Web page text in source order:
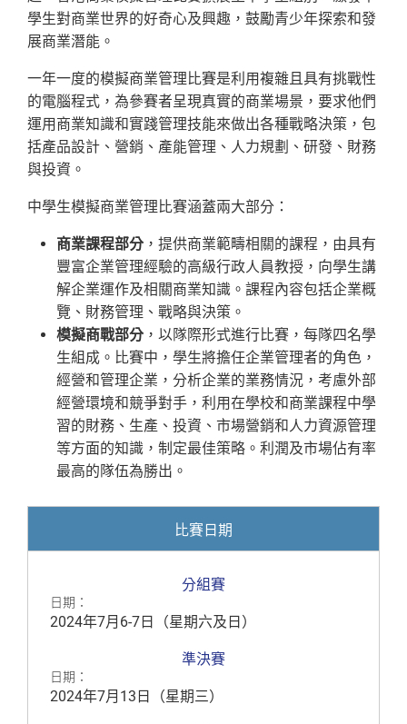
學生對商業世界的好奇心及興趣，鼓勵青少年探索和發
展商業潛能。
一年一度的模擬商業管理比賽是利用複雜且具有挑戰性
的電腦程式，為參賽者呈現真實的商業場景，要求他們
運用商業知識和實踐管理技能來做出各種戰略決策，包
括產品設計、營銷、產能管理、人力規劃、研發、財務
與投資。
中學生模擬商業管理比賽涵蓋兩大部分：
商業課程部分 ，提供商業範疇相關的課程，由具有
豐富企業管理經驗的高級行政人員教授，向學生講
解企業運作及相關商業知識。課程內容包括企業概
覽、財務管理、戰略與決策。
模擬商戰部分 ，以隊際形式進行比賽，每隊四名學
生組成。比賽中，學生將擔任企業管理者的角色，
經營和管理企業，分析企業的業務情況，考慮外部
經營環境和競爭對手，利用在學校和商業課程中學
習的財務、生產、投資、市場營銷和人力資源管理
等方面的知識，制定最佳策略。利潤及市場佔有率
最高的隊伍為勝出。
比賽日期
分組賽
日期：
2024年7月6-7日（星期六及日）
準決賽
日期：
2024年7月13日（星期三）